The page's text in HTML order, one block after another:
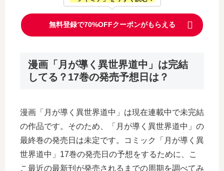
無料登録で70%OFFクーポンがもらえる
漫画「月が導く異世界道中」は完結
してる？17巻の発売予想日は？
漫画「月が導く異世界道中」は現在連載中で未完結
の作品です。そのため、「月が導く異世界道中」の
最終巻の発売日は未定です。コミック「月が導く異
世界道中」17巻の発売日の予想をするために、こ
こ最近の最新刊が発売されるまでの周期を調べてみ